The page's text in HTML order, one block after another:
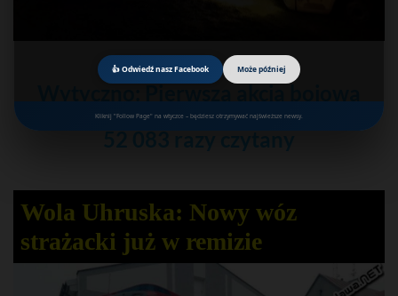
👍 Odwiedź nasz Facebook Może później
Kliknij "Follow Page" na wtyczce – będziesz otrzymywać najświeższe newsy.
5
nowego wozu OSP Urszulin
Wola Uhruska: Nowy wóz
strażacki już w remizie